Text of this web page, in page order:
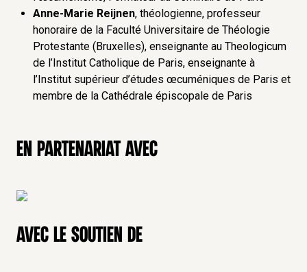
Anne-Marie Reijnen, théologienne, professeur
honoraire de la Faculté Universitaire de Théologie
Protestante (Bruxelles), enseignante au Theologicum
de l’Institut Catholique de Paris, enseignante à
l’Institut supérieur d’études œcuméniques de Paris et
membre de la Cathédrale épiscopale de Paris
En partenariat avec
Avec le soutien de